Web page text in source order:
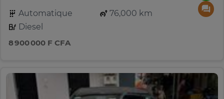
Automatique
76,000 km
Diesel
8 900 000 F CFA